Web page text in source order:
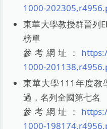
1000-
東華大學教授群晉列
榜單
參考網址：
1000-
東華大學111年度教
過，名列全國第七名
參考網址：
1000-